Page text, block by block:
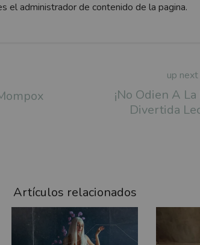
el administrador de contenido de la pagina.
up next
¡No Odien A
Divertida
Artículos relacionados